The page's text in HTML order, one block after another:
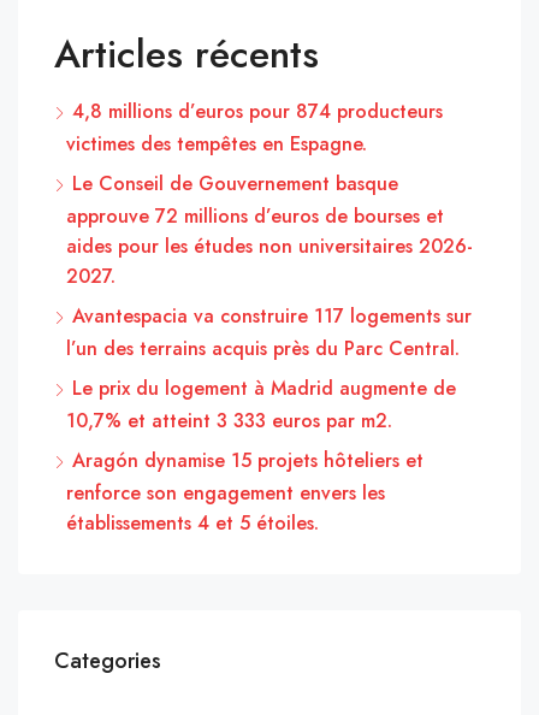
Articles récents
4,8 millions d’euros pour 874 producteurs
victimes des tempêtes en Espagne.
Le Conseil de Gouvernement basque
approuve 72 millions d’euros de bourses et
aides pour les études non universitaires 2026-
2027.
Avantespacia va construire 117 logements sur
l’un des terrains acquis près du Parc Central.
Le prix du logement à Madrid augmente de
10,7% et atteint 3 333 euros par m2.
Aragón dynamise 15 projets hôteliers et
renforce son engagement envers les
établissements 4 et 5 étoiles.
Categories